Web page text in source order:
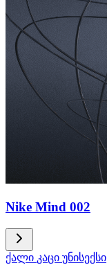
Nike Mind 002
ქალი კაცი უნისექსი